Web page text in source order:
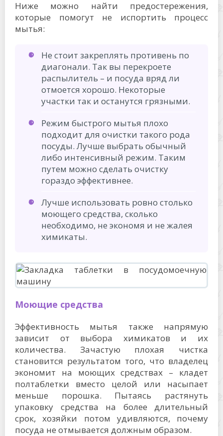
Ниже можно найти предостережения,
которые помогут не испортить процесс
мытья:
Не стоит закреплять противень по
диагонали. Так вы перекроете
распылитель – и посуда вряд ли
отмоется хорошо. Некоторые
участки так и останутся грязными.
Режим быстрого мытья плохо
подходит для очистки такого рода
посуды. Лучше выбрать обычный
либо интенсивный режим. Таким
путем можно сделать очистку
гораздо эффективнее.
Лучше использовать ровно столько
моющего средства, сколько
необходимо, не экономя и не жалея
химикаты.
Моющие средства
Эффективность мытья также напрямую
зависит от выбора химикатов и их
количества. Зачастую плохая чистка
становится результатом того, что владелец
экономит на моющих средствах – кладет
полтаблетки вместо целой или насыпает
меньше порошка. Пытаясь растянуть
упаковку средства на более длительный
срок, хозяйки потом удивляются, почему
посуда не отмывается должным образом.